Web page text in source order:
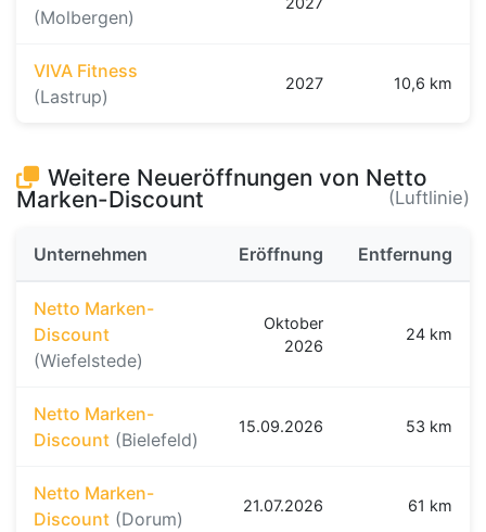
(Molbergen)
VIVA Fitness
(Lastrup)
2027 10,6 km
Weitere Neueröffnungen von Netto
Marken-Discount
(Luftlinie)
Unternehmen Eröffnung Entfernung
Netto Marken-
Discount
(Wiefelstede)
Oktober
2026
24 km
Netto Marken-
Discount (Bielefeld)
15.09.2026 53 km
Netto Marken-
Discount (Dorum)
21.07.2026 61 km